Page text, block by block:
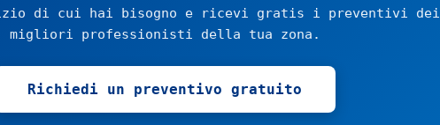
di cui hai bisogno e ricevi gratis i preventivi dei
migliori professionisti della tua zona.
Richiedi un preventivo gratuito